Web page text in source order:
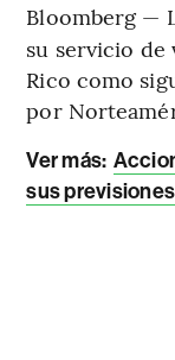
Bloomberg —
su servicio de
Rico como
por
Ver más:
sus